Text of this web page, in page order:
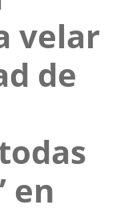
velar
de
en